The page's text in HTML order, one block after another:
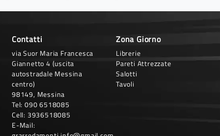
Contatti
via Suor Maria Francesca
Giannetto 4 (uscita
autostradale Messina
centro)
98149, Messina
Tel: 090 6518085
Cell: 3936518085
E-Mail:
Zona Giorno
Librerie
Pareti Attrezzate
Salotti
Tavoli